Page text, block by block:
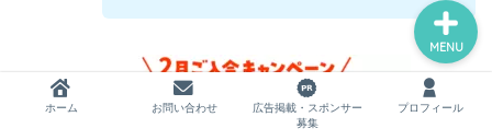
ホーム お問い合わせ
広告掲載・スポンサー
募集
プロフィール
MENU